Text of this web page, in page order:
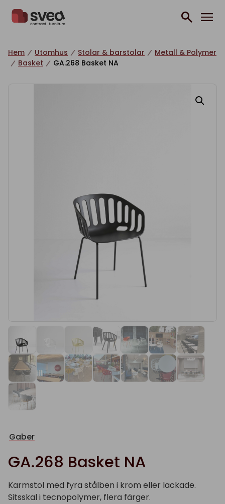
Hem Utomhus Stolar & barstolar
Metall & Polymer
Basket
GA.268 Basket NA
Gaber
GA.268 Basket NA
Karmstol med fyra stålben i krom eller lackade.
Sitsskal i tecnopolymer, flera färger.